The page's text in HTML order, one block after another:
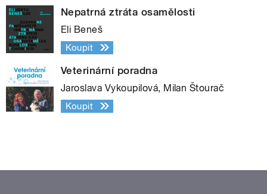
Nepatrná ztráta osamělosti
Eli Beneš
Koupit
Veterinární poradna
Jaroslava Vykoupilová, Milan Štourač
Koupit